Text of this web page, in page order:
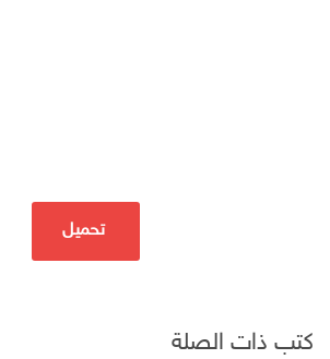
تحميل
كتب ذات الصلة